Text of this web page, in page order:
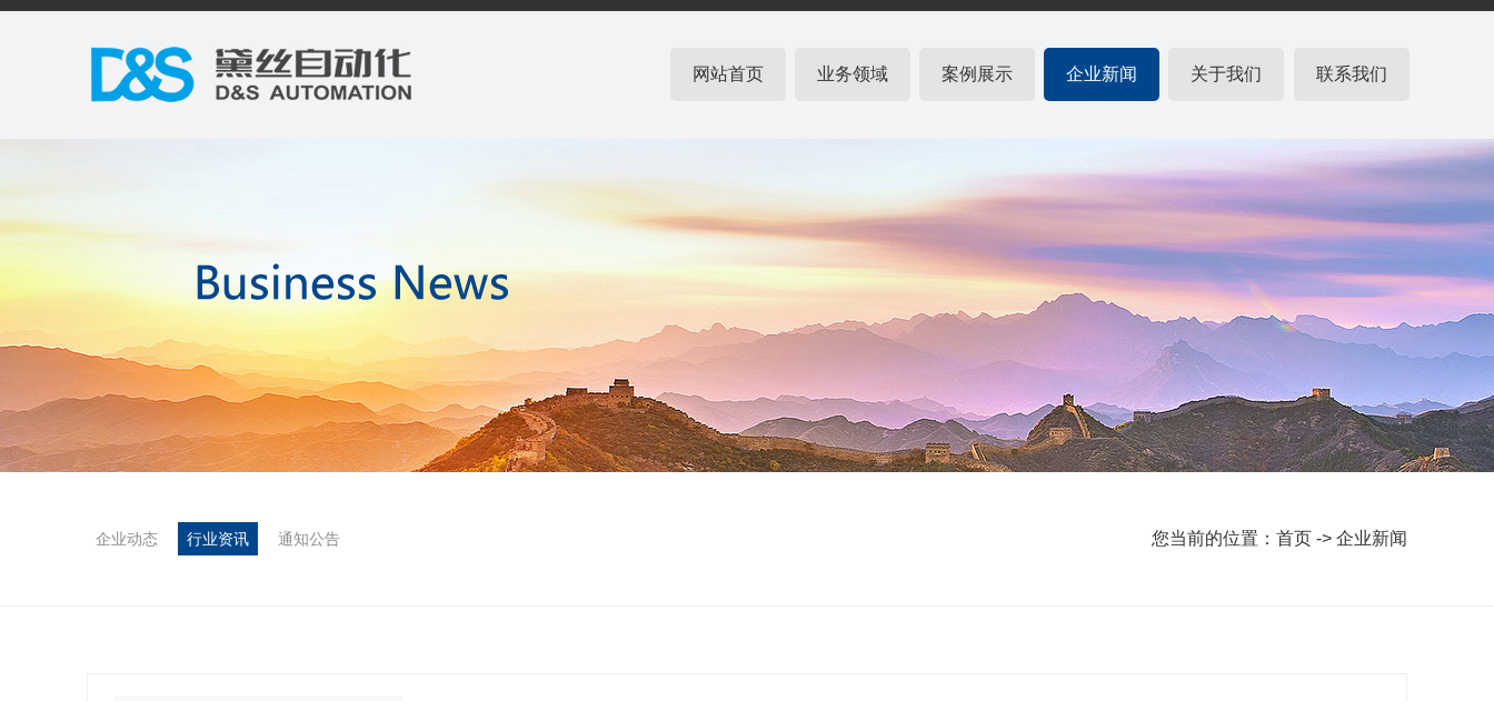
网站首页 业务领域 案例展示 企业新闻 关于我们 联系我们
企业动态 行业资讯 通知公告 您当前的位置：首页 -> 企业新闻